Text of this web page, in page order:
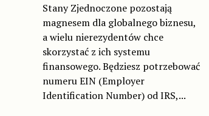
Stany Zjednoczone pozostają
magnesem dla globalnego biznesu,
a wielu nierezydentów chce
skorzystać z ich systemu
finansowego. Będziesz potrzebować
numeru EIN (Employer
Identification Number) od IRS,...